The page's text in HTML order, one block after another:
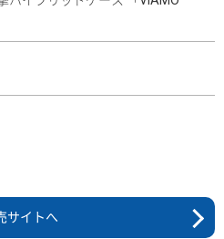
サイトへ